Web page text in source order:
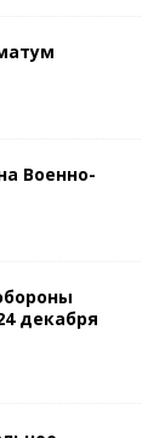
Военно-
декабря